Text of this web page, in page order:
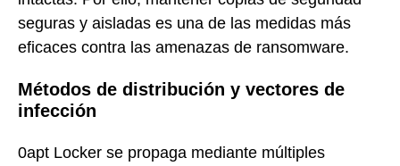
seguras y aisladas es una de las medidas más
eficaces contra las amenazas de ransomware.
Métodos de distribución y vectores de
infección
0apt Locker se propaga mediante múltiples